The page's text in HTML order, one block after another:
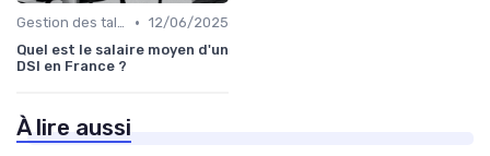
Gestion des talents IT • 12/06/2025
Quel est le salaire moyen d'un
DSI en France ?
À lire aussi